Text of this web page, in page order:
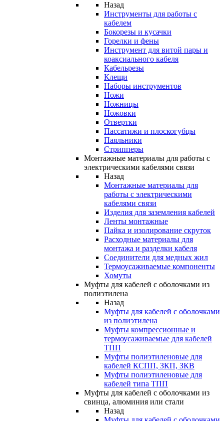
Назад
Инструменты для работы с
кабелем
Бокорезы и кусачки
Горелки и фены
Инструмент для витой пары и
коаксиального кабеля
Кабельрезы
Клещи
Наборы инструментов
Ножи
Ножницы
Ножовки
Отвертки
Пассатижи и плоскогубцы
Паяльники
Стрипперы
Монтажные материалы для работы с
электрическими кабелями связи
Назад
Монтажные материалы для
работы с электрическими
кабелями связи
Изделия для заземления кабелей
Ленты монтажные
Пайка и изолирование скруток
Расходные материалы для
монтажа и разделки кабеля
Соединители для медных жил
Термоусаживаемые компоненты
Хомуты
Муфты для кабелей с оболочками из
полиэтилена
Назад
Муфты для кабелей с оболочками
из полиэтилена
Муфты компрессионные и
термоусаживаемые для кабелей
ТПП
Муфты полиэтиленовые для
кабелей КСПП, ЗКП, ЗКВ
Муфты полиэтиленовые для
кабелей типа ТПП
Муфты для кабелей с оболочками из
свинца, алюминия или стали
Назад